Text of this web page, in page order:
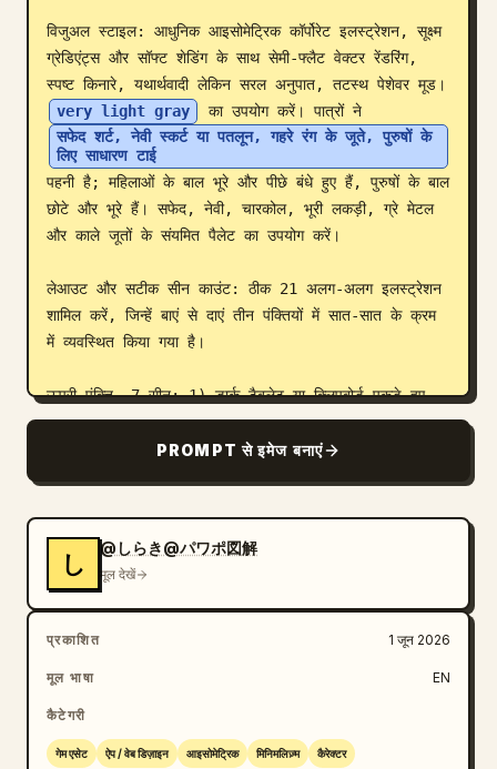
विजुअल स्टाइल: आधुनिक आइसोमेट्रिक कॉर्पोरेट इलस्ट्रेशन, सूक्ष्म
ग्रेडिएंट्स और सॉफ्ट शेडिंग के साथ सेमी-फ्लैट वेक्टर रेंडरिंग,
very light gray
का उपयोग करें। पात्रों ने
सफेद शर्ट, नेवी स्कर्ट या पतलून, गहरे रंग के जूते, पुरुषों के
लिए साधारण टाई
पहनी है; महिलाओं के बाल भूरे और पीछे बंधे हुए हैं, पुरुषों के बाल
छोटे और भूरे हैं। सफेद, नेवी, चारकोल, भूरी लकड़ी, ग्रे मेटल
और काले जूतों के संयमित पैलेट का उपयोग करें।
लेआउट और सटीक सीन काउंट: ठीक 21 अलग-अलग इलस्ट्रेशन
शामिल करें, जिन्हें बाएं से दाएं तीन पंक्तियों में सात-सात के क्रम
में व्यवस्थित किया गया है।
ऊपरी पंक्ति, 7 सीन: 1) डार्क टैबलेट या क्लिपबोर्ड पकड़े हुए
खड़ी बिज़नेसवुमन, 2) पीछे से दिखाई देती बिज़नेसवुमन जो मार्कर
से फ्रीस्टैंडिंग व्हाइटबोर्ड पर लिख रही है, 3) टेकअवे कॉफी कप
बैठकर लैपटॉप का उपयोग करती बिज़नेसवुमन।
मध्य पंक्ति, 7 सीन: 1) बगल में ब्लैक ब्रीफकेस लिए खड़ा
बिज़नेसमैन, 2) हाथ मिलाते दो बिज़नेसमैन, 3) कागजी दस्तावेज
लैपटॉप पर टाइप करता बिज़नेसमैन, 5) काली ऑफिस चेयर पर पैर
क्रॉस करके और एक हाथ ठुड्डी पर रखे बैठा बिज़नेसमैन, 6)
फोन पर बात करता खड़ा बिज़नेसमैन, 7) जेब में हाथ डालकर
PROMPT से इमेज बनाएं
し
@しらき@パワポ図解
मूल देखें
प्रकाशित 1 जून 2026
मूल भाषा EN
कैटेगरी
गेम एसेट ऐप / वेब डिज़ाइन आइसोमेट्रिक मिनिमलिज़्म कैरेक्टर